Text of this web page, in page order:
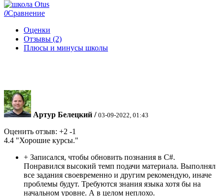
0Сравнение
Оценки
Отзывы (2)
Плюсы и минусы школы
Артур Белецкий / 03-09-2022, 01:43
Оценить отзыв: +2 -1
4.4 "Хорошие курсы."
+ Записался, чтобы обновить познания в C#.
Понравился высокий темп подачи материала. Выполнял
все задания своевременно и другим рекомендую, иначе
проблемы будут. Требуются знания языка хотя бы на
начальном уровне. А в целом неплохо.